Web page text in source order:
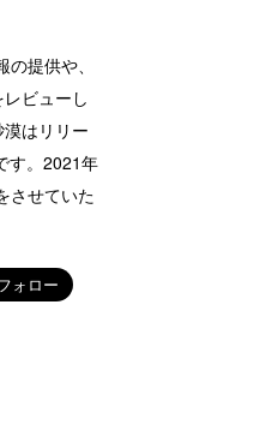
提供や、
ビューし
はリリー
す。2021年
させていた